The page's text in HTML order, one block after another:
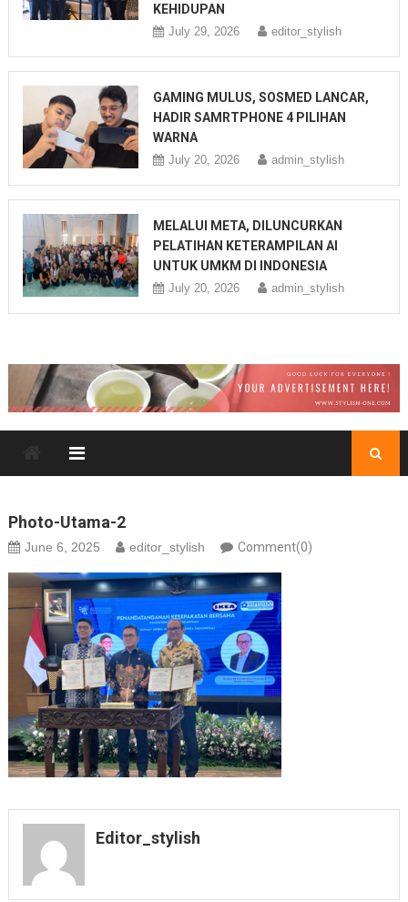
KEHIDUPAN
July 29, 2026 editor_stylish
GAMING MULUS, SOSMED LANCAR,
HADIR SAMRTPHONE 4 PILIHAN
WARNA
July 20, 2026 admin_stylish
MELALUI META, DILUNCURKAN
PELATIHAN KETERAMPILAN AI
UNTUK UMKM DI INDONESIA
July 20, 2026 admin_stylish
Photo-Utama-2
June 6, 2025 editor_stylish Comment(0)
Editor_stylish